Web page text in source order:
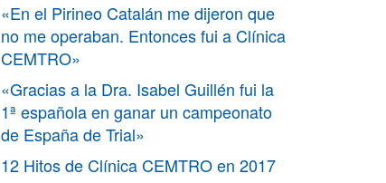
«En el Pirineo Catalán me dijeron que
no me operaban. Entonces fui a Clínica
CEMTRO»
«Gracias a la Dra. Isabel Guillén fui la
1ª española en ganar un campeonato
de España de Trial»
12 Hitos de Clínica CEMTRO en 2017